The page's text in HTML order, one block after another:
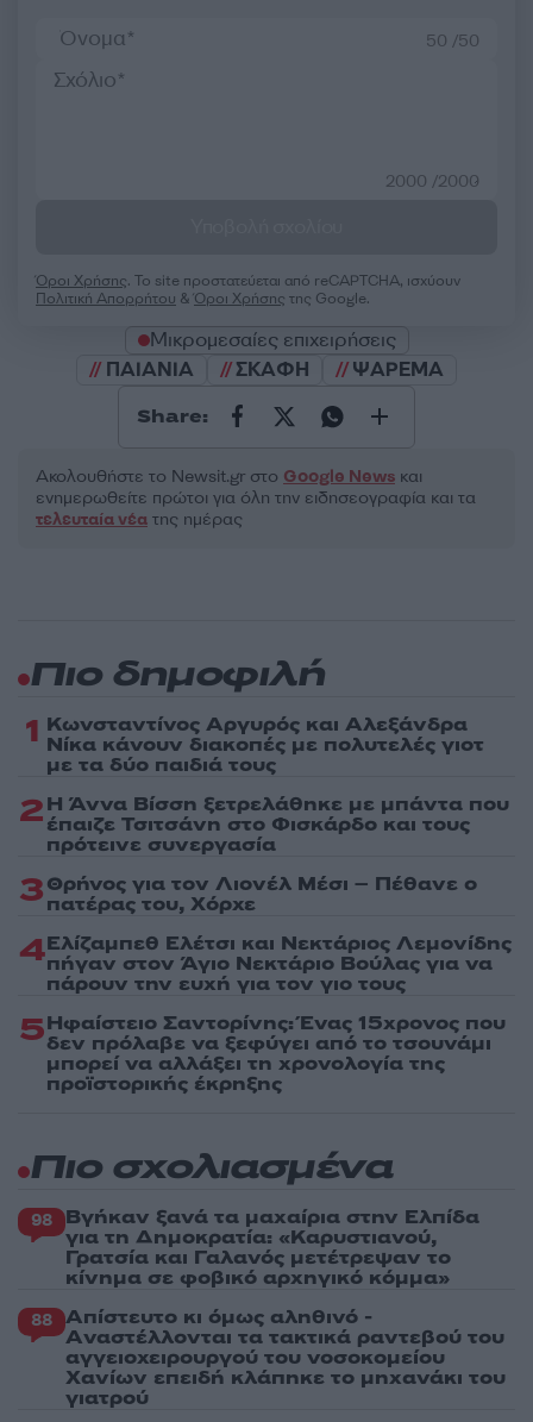
50 /50
2000 /2000
Όροι Χρήσης. Το site προστατεύεται από reCAPTCHA, ισχύουν
Πολιτική Απορρήτου &Όροι Χρήσης της Google.
Μικρομεσαίες επιχειρήσεις
ΠΑΙΑΝΙΑ
ΣΚΑΦΗ ΨΑΡΕΜΑ
Share:
Ακολουθήστε το Νewsit.gr στο Google News και
ενημερωθείτε πρώτοι για όλη την ειδησεογραφία και τα
τελευταία νέα της ημέρας
Πιο δημοφιλή
1 Κωνσταντίνος Αργυρός και Αλεξάνδρα
Νίκα κάνουν διακοπές με πολυτελές γιοτ
με τα δύο παιδιά τους
2Η Άννα Βίσση ξετρελάθηκε με μπάντα που
έπαιζε Τσιτσάνη στο Φισκάρδο και τους
πρότεινε συνεργασία
3Θρήνος για τον Λιονέλ Μέσι – Πέθανε ο
πατέρας του, Χόρχε
4Ελίζαμπεθ Ελέτσι και Νεκτάριος Λεμονίδης
πήγαν στον Άγιο Νεκτάριο Βούλας για να
πάρουν την ευχή για τον γιο τους
5Ηφαίστειο Σαντορίνης: Ένας 15χρονος που
δεν πρόλαβε να ξεφύγει από το τσουνάμι
μπορεί να αλλάξει τη χρονολογία της
προϊστορικής έκρηξης
Πιο σχολιασμένα
98 Βγήκαν ξανά τα μαχαίρια στην Ελπίδα
για τη Δημοκρατία: «Καρυστιανού,
Γρατσία και Γαλανός μετέτρεψαν το
κίνημα σε φοβικό αρχηγικό κόμμα»
88 Απίστευτο κι όμως αληθινό -
Aναστέλλονται τα τακτικά ραντεβού του
αγγειοχειρουργού του νοσοκομείου
Χανίων επειδή κλάπηκε το μηχανάκι του
γιατρού